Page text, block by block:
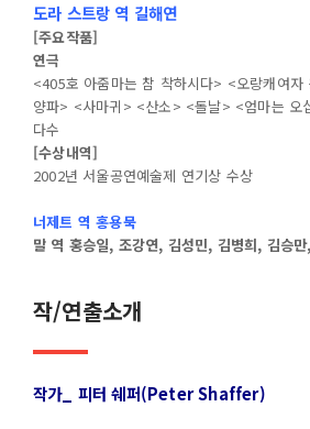
도라 스트랑 역 길해연
[주요작품]
연극
<405호 아줌마는 참 착하시다> <오랑캐여
양파> <사마귀> <산소> <돌날> <엄마는 오
다수
[수상내역]
2002년 서울공연예술제 연기상 수상
너제트 역 홍용묵
말 역 홍승일, 조강연, 김성민, 김병희, 김승
작/연출소개
작가_ 피터 쉐퍼(Peter Shaffer)